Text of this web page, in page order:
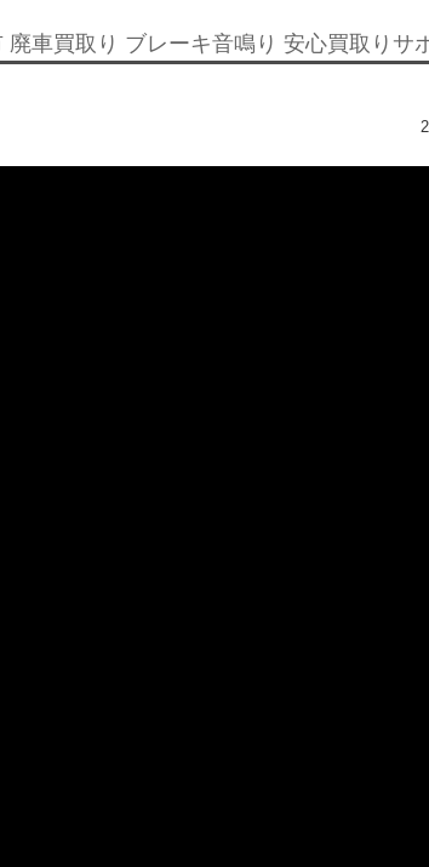
廃車買取り ブレーキ音鳴り 安心買取りサ